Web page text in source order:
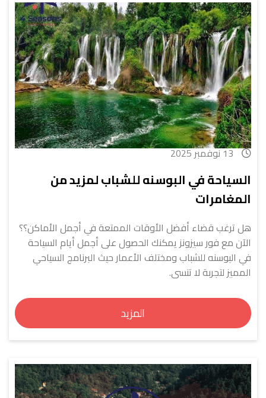
13 نوفمبر 2025
السياحة في البوسنه للشباب لمزيد من
المغامرات
هل ترغب قضاء أفضل الأوقات الممتعة في أجمل الأماكن؟؟
الآن مع فور سيزونز يمكنك الحصول على أجمل أيام السياحة
في البوسنه للشباب ومختلف الأعمار حيث البرنامج السياحي
المميز لتجربة لا تنسى.
المزيد